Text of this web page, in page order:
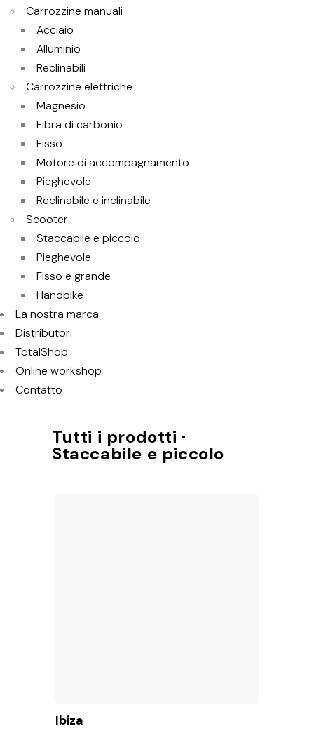
Carrozzine manuali
Acciaio
Alluminio
Reclinabili
Carrozzine elettriche
Magnesio
Fibra di carbonio
Fisso
Motore di accompagnamento
Pieghevole
Reclinabile e inclinabile
Scooter
Staccabile e piccolo
Pieghevole
Fisso e grande
Handbike
La nostra marca
Distributori
TotalShop
Online workshop
Contatto
Tutti i prodotti ·
Staccabile e piccolo
Ibiza